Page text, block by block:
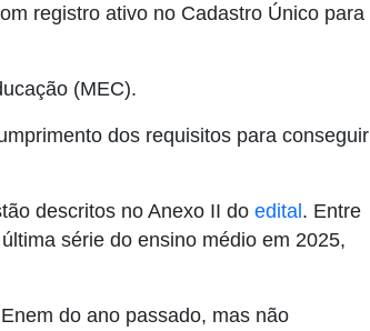
registro ativo no Cadastro Único para
(MEC).
dos requisitos para conseguir
descritos no Anexo II do edital. Entre
série do ensino médio em 2025,
do ano passado, mas não